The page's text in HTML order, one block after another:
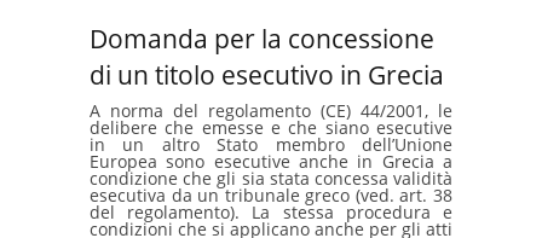
Domanda per la concessione
di un titolo esecutivo in Grecia
A norma del regolamento (CE) 44/2001, le
delibere che emesse e che siano esecutive
in un altro Stato membro dell’Unione
Europea sono esecutive anche in Grecia a
condizione che gli sia stata concessa validità
esecutiva da un tribunale greco (ved. art. 38
del regolamento). La stessa procedura e
condizioni che si applicano anche per gli atti